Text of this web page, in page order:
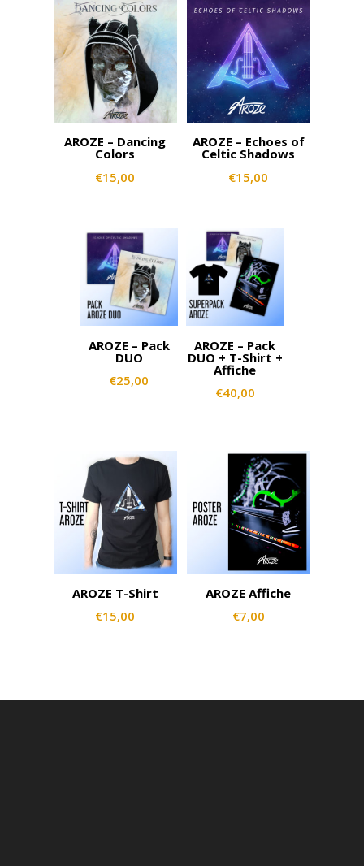
AROZE – Dancing
Colors
€15,00
AROZE – Echoes of
Celtic Shadows
€15,00
AROZE – Pack
DUO
€25,00
AROZE – Pack
DUO + T-Shirt +
Affiche
€40,00
AROZE T-Shirt
€15,00
AROZE Affiche
€7,00